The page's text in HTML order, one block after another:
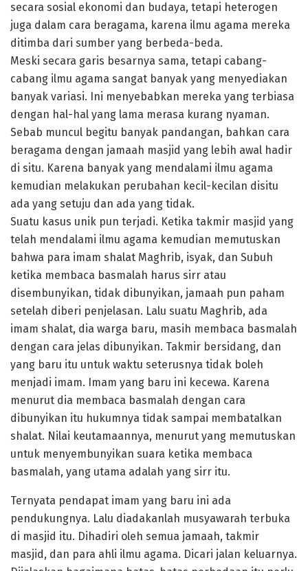
secara sosial ekonomi dan budaya, tetapi heterogen
juga dalam cara beragama, karena ilmu agama mereka
ditimba dari sumber yang berbeda-beda.
Meski secara garis besarnya sama, tetapi cabang-
cabang ilmu agama sangat banyak yang menyediakan
banyak variasi. Ini menyebabkan mereka yang terbiasa
dengan hal-hal yang lama merasa kurang nyaman.
Sebab muncul begitu banyak pandangan, bahkan cara
beragama dengan jamaah masjid yang lebih awal hadir
di situ. Karena banyak yang mendalami ilmu agama
kemudian melakukan perubahan kecil-kecilan disitu
ada yang setuju dan ada yang tidak.
Suatu kasus unik pun terjadi. Ketika takmir masjid yang
telah mendalami ilmu agama kemudian memutuskan
bahwa para imam shalat Maghrib, isyak, dan Subuh
ketika membaca basmalah harus sirr atau
disembunyikan, tidak dibunyikan, jamaah pun paham
setelah diberi penjelasan. Lalu suatu Maghrib, ada
imam shalat, dia warga baru, masih membaca basmalah
dengan cara jelas dibunyikan. Takmir bersidang, dan
yang baru itu untuk waktu seterusnya tidak boleh
menjadi imam. Imam yang baru ini kecewa. Karena
menurut dia membaca basmalah dengan cara
dibunyikan itu hukumnya tidak sampai membatalkan
shalat. Nilai keutamaannya, menurut yang memutuskan
untuk menyembunyikan suara ketika membaca
basmalah, yang utama adalah yang sirr itu.
Ternyata pendapat imam yang baru ini ada
pendukungnya. Lalu diadakanlah musyawarah terbuka
di masjid itu. Dihadiri oleh semua jamaah, takmir
masjid, dan para ahli ilmu agama. Dicari jalan keluarnya.